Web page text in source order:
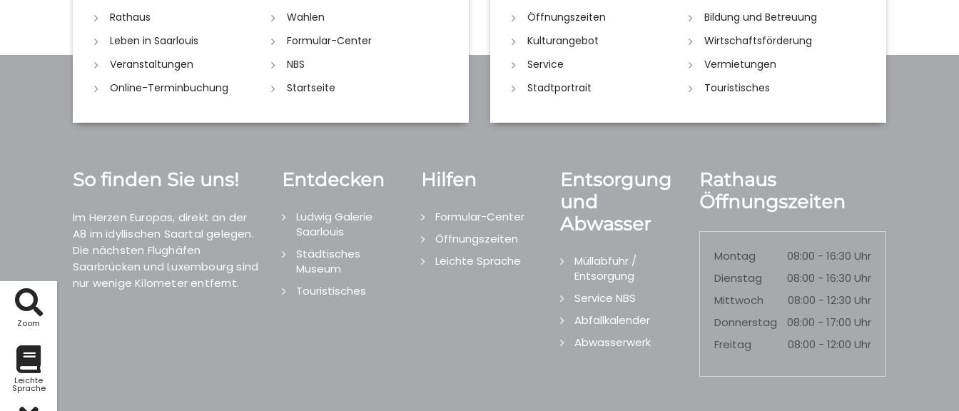
Zoom
Leichte
Sprache
Rathaus
Wahlen
Leben in Saarlouis
Formular-Center
Veranstaltungen
NBS
Online-Terminbuchung
Startseite
Öffnungszeiten
Bildung und Betreuung
Kulturangebot
Wirtschaftsförderung
Service
Vermietungen
Stadtportrait
Touristisches
So finden Sie uns!
Im Herzen Europas, direkt an der
A8 im idyllischen Saartal gelegen.
Die nächsten Flughäfen
Saarbrücken und Luxembourg sind
nur wenige Kilometer entfernt.
Entdecken
Ludwig Galerie
Saarlouis
Städtisches
Museum
Touristisches
Hilfen
Formular-Center
Öffnungszeiten
Leichte Sprache
Entsorgung
und
Abwasser
Müllabfuhr /
Entsorgung
Service NBS
Abfallkalender
Abwasserwerk
Rathaus
Öffnungszeiten
Montag
08:00 - 16:30 Uhr
Dienstag
08:00 - 16:30 Uhr
Mittwoch
08:00 - 12:30 Uhr
Donnerstag
08:00 - 17:00 Uhr
Freitag
08:00 - 12:00 Uhr